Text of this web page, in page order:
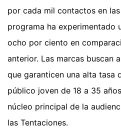
por cada mil contactos en
programa ha experimentado
ocho por ciento en
anterior. Las marcas buscan
que garanticen una alta tasa
público joven de 18 a 35
núcleo principal de la
las Tentaciones.